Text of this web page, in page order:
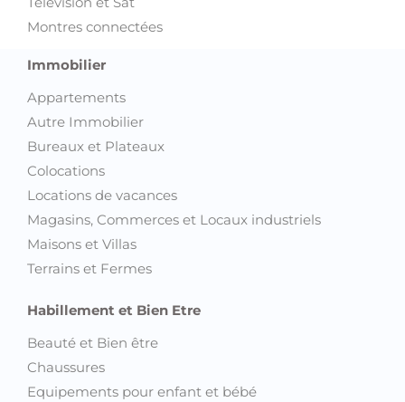
Montres connectées
Immobilier
Appartements
Autre Immobilier
Bureaux et Plateaux
Colocations
Locations de vacances
Magasins, Commerces et Locaux industriels
Maisons et Villas
Terrains et Fermes
Habillement et Bien Etre
Beauté et Bien être
Chaussures
Equipements pour enfant et bébé